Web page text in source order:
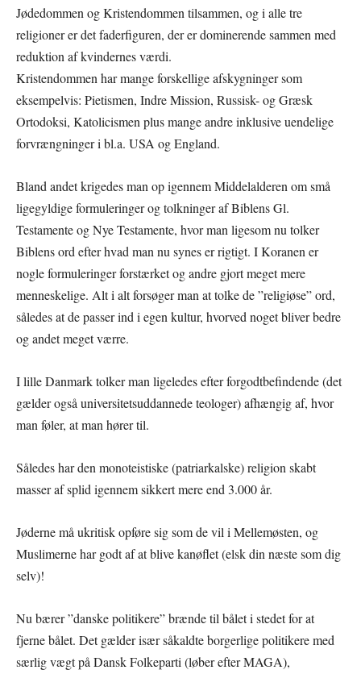
Jødedommen og Kristendommen tilsammen, og i alle tre
religioner er det faderfiguren, der er dominerende sammen med
reduktion af kvindernes værdi.
Kristendommen har mange forskellige afskygninger som
eksempelvis: Pietismen, Indre Mission, Russisk- og Græsk
Ortodoksi, Katolicismen plus mange andre inklusive uendelige
forvrængninger i bl.a. USA og England.
Bland andet krigedes man op igennem Middelalderen om små
ligegyldige formuleringer og tolkninger af Biblens Gl.
Testamente og Nye Testamente, hvor man ligesom nu tolker
Biblens ord efter hvad man nu synes er rigtigt. I Koranen er
nogle formuleringer forstærket og andre gjort meget mere
menneskelige. Alt i alt forsøger man at tolke de ”religiøse” ord,
således at de passer ind i egen kultur, hvorved noget bliver bedre
og andet meget værre.
I lille Danmark tolker man ligeledes efter forgodtbefindende (det
gælder også universitetsuddannede teologer) afhængig af, hvor
man føler, at man hører til.
Således har den monoteistiske (patriarkalske) religion skabt
masser af splid igennem sikkert mere end 3.000 år.
Jøderne må ukritisk opføre sig som de vil i Mellemøsten, og
Muslimerne har godt af at blive kanøflet (elsk din næste som dig
selv)!
Nu bærer ”danske politikere” brænde til bålet i stedet for at
fjerne bålet. Det gælder især såkaldte borgerlige politikere med
særlig vægt på Dansk Folkeparti (løber efter MAGA),